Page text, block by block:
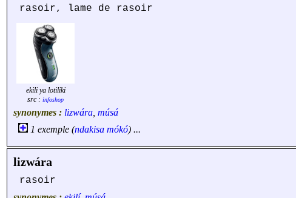
rasoir, lame de rasoir
ekili ya lotiliki
src : infoshop
synonymes : lizwára músá
1 exemple (ndakisa mókó) ...
lizwára
rasoir